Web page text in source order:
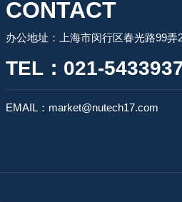
CONTACT
办公地址：上海市闵行区春光路99弄
TEL：021-
EMAIL：market@nutech17.com